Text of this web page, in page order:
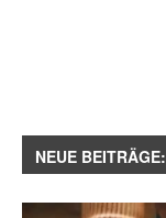
NEUE BEITRÄGE: